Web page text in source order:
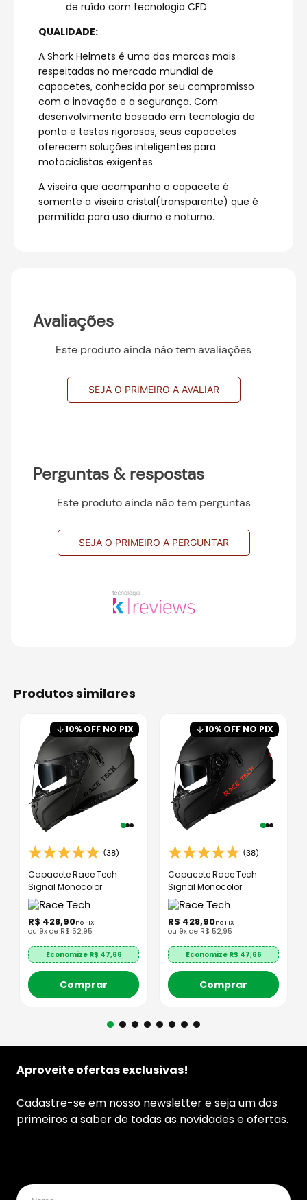
de ruído com tecnologia CFD
QUALIDADE:
A Shark Helmets é uma das marcas mais
respeitadas no mercado mundial de
capacetes, conhecida por seu compromisso
com a inovação e a segurança. Com
desenvolvimento baseado em tecnologia de
ponta e testes rigorosos, seus capacetes
oferecem soluções inteligentes para
motociclistas exigentes.
A viseira que acompanha o capacete é
somente a viseira cristal(transparente) que é
permitida para uso diurno e noturno.
Avaliações
Este produto ainda não tem avaliações
SEJA O PRIMEIRO A AVALIAR
Perguntas & respostas
Este produto ainda não tem perguntas
SEJA O PRIMEIRO A PERGUNTAR
produtos similares
10% OFF NO PIX
(38)
Capacete Race Tech
Signal Monocolor
R$ 428,90no PIX
ou 9x de R$ 52,95
Economize R$ 47,66
Comprar
10% OFF NO PIX
(38)
Capacete Race Tech
Signal Monocolor
R$ 428,90no PIX
ou 9x de R$ 52,95
Economize R$ 47,66
Comprar
Aproveite ofertas exclusivas!
Cadastre-se em nosso newsletter e seja um dos
primeiros a saber de todas as novidades e ofertas.